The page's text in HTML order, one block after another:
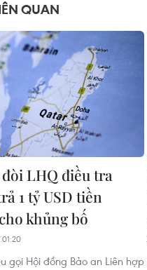
QUAN
LHQ điều tra
1 tỷ USD tiền
khủng bố
gọi Hội đồng Bảo an Liên hợp